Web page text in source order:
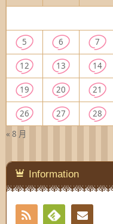
« 8 月
5 6 7
12 13 14
19 20 21
26 27 28
Information
RSS